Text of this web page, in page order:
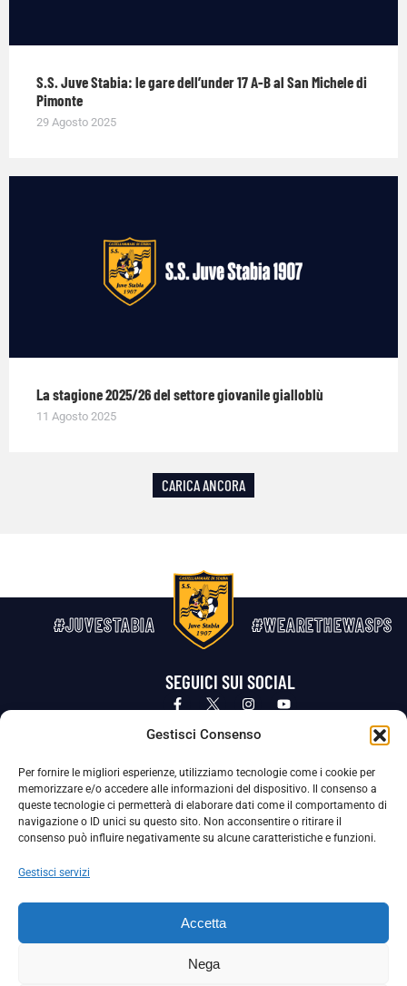
Gestisci Consenso
Per fornire le migliori esperienze, utilizziamo tecnologie come i cookie per
memorizzare e/o accedere alle informazioni del dispositivo. Il consenso a
queste tecnologie ci permetterà di elaborare dati come il comportamento di
navigazione o ID unici su questo sito. Non acconsentire o ritirare il
consenso può influire negativamente su alcune caratteristiche e funzioni.
Gestisci servizi
Accetta
Nega
S.S. Juve Stabia: le gare dell’under 17 A-B al San Michele di
Pimonte
29 Agosto 2025
La stagione 2025/26 del settore giovanile gialloblù
11 Agosto 2025
CARICA ANCORA
#JUVESTABIA #WEARETHEWASPS
SEGUICI SUI SOCIAL
Privacy Policy Cookie Policy
La Società ha nominato il Responsabile della Protezione dei Dati Personali (DPO), figura specializzata che vigila sulle modalità
adottate dalla nostra Società per tutelare i Suoi dati personali.
Per contattare il DPO può scrivere a
La Società ha inoltre adottato un proprio Codice Etico, consultabile al seguente link: